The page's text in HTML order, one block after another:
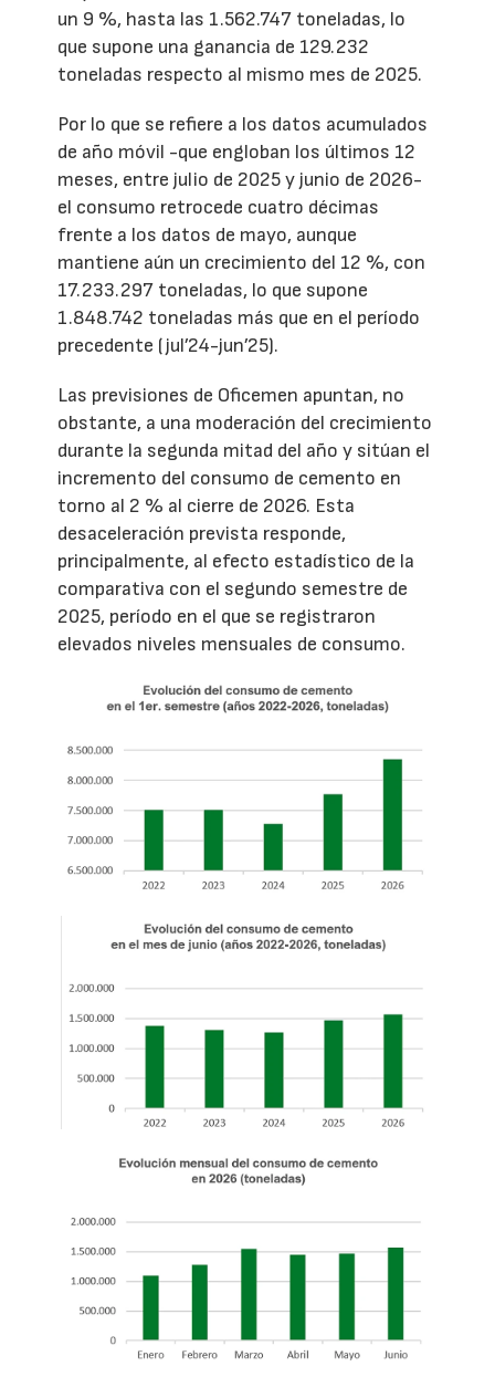
un 9 %, hasta las 1.562.747 toneladas, lo
que supone una ganancia de 129.232
toneladas respecto al mismo mes de 2025.
Por lo que se refiere a los datos acumulados
de año móvil -que engloban los últimos 12
meses, entre julio de 2025 y junio de 2026-
el consumo retrocede cuatro décimas
frente a los datos de mayo, aunque
mantiene aún un crecimiento del 12 %, con
17.233.297 toneladas, lo que supone
1.848.742 toneladas más que en el período
precedente (jul’24-jun’25).
Las previsiones de Oficemen apuntan, no
obstante, a una moderación del crecimiento
durante la segunda mitad del año y sitúan el
incremento del consumo de cemento en
torno al 2 % al cierre de 2026. Esta
desaceleración prevista responde,
principalmente, al efecto estadístico de la
comparativa con el segundo semestre de
2025, período en el que se registraron
elevados niveles mensuales de consumo.